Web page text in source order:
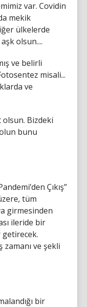
var. Covidin
mekik
ülkelerde
olsun....
ve belirli
misali...
ve
Bizdeki
bunu
Çıkış”
tüm
girmesinden
ileride bir
zamanı ve şekli
bir